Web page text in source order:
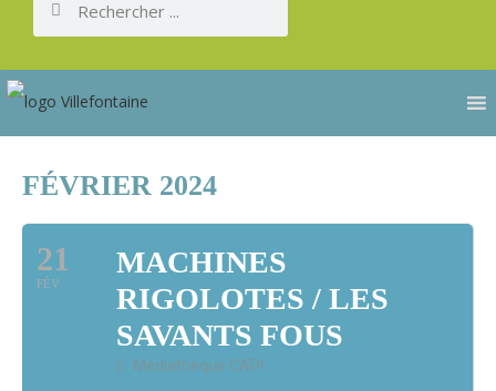
FÉVRIER 2024
21
FÉV
MACHINES
RIGOLOTES / LES
SAVANTS FOUS
Médiathèque CAPI